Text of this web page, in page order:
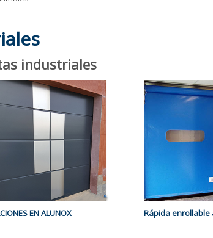
industriales
EN ALUNOX Rápida